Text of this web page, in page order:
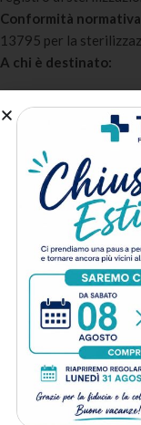
Conformità normativa
13795 per la
A chi è destinato:
paziente e l’altro nel
Ambulatori chirurgici
degli strumenti
Centri estetici: Per la
utilizzati in manicure,
Metodo di
Prodotti